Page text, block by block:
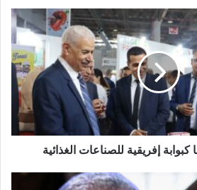
إفريقية للصناعات الغذائية